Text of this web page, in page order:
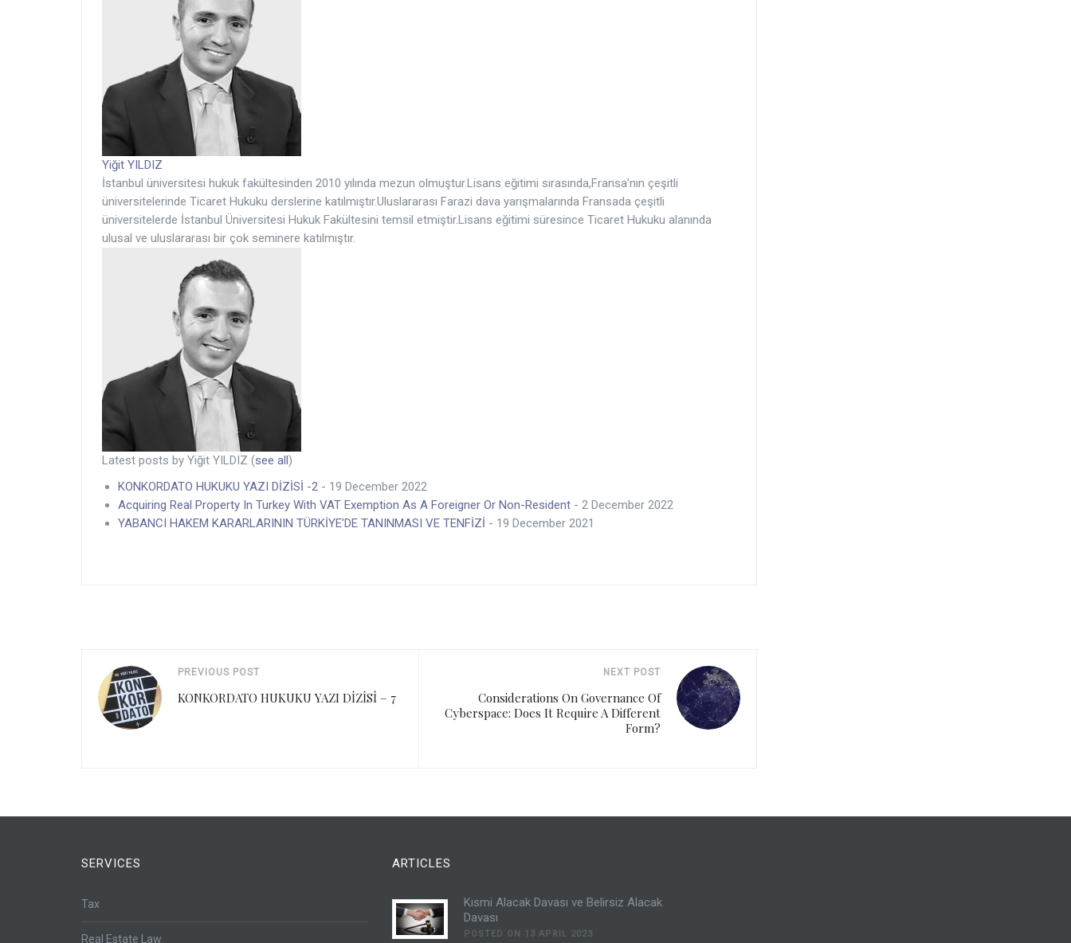
Yiğit YILDIZ
İstanbul üniversitesi hukuk fakültesinden 2010 yılında mezun olmuştur.Lisans eğitimi sırasında,Fransa’nın çeşitli
üniversitelerinde Ticaret Hukuku derslerine katılmıştır.Uluslararası Farazi dava yarışmalarında Fransada çeşitli
üniversitelerde İstanbul Üniversitesi Hukuk Fakültesini temsil etmiştir.Lisans eğitimi süresince Ticaret Hukuku alanında
ulusal ve uluslararası bir çok seminere katılmıştır.
Latest posts by Yiğit YILDIZ (see all )
KONKORDATO HUKUKU YAZI DİZİSİ -2 - 19 December 2022
Acquiring Real Property In Turkey With VAT Exemption As A Foreigner Or Non-Resident - 2 December 2022
YABANCI HAKEM KARARLARININ TÜRKİYE’DE TANINMASI VE TENFİZİ - 19 December 2021
PREVIOUS POST
KONKORDATO HUKUKU YAZI DİZİSİ – 7
NEXT POST
Considerations On Governance Of
Cyberspace: Does It Require A Different
Form?
SERVICES
Tax
Real Estate Law
ARTICLES
Kısmi Alacak Davası ve Belirsiz Alacak
Davası
POSTED ON 13 APRIL 2023